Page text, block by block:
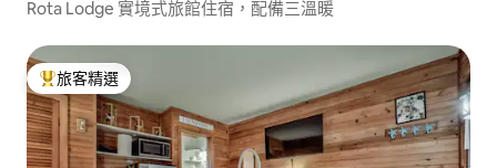
Rota Lodge 實境式旅館住宿，配備三溫暖
旅客精選榜首
旅客精選